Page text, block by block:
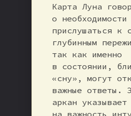
Карта Луна
о необходимости
прислушаться к
глубинным
так как именно
в состоянии,
«сну», могут
важные ответы.
аркан указывает